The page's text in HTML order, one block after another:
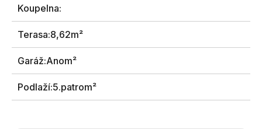
Koupelna:
Terasa:8,62m²
Garáž:Anom²
Podlaží:5.patrom²